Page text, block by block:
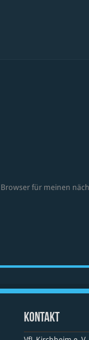
für meinen
Kontakt